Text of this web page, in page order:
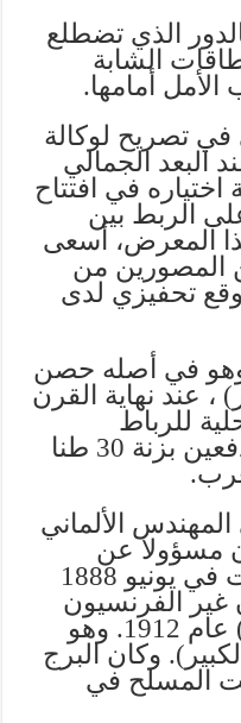
الذي تضطلع
الشابة
أمامها.
في تصريح لوكالة
البعد الجمالي
في افتتاح
الربط بين
المعرض، أسعى
المصورين من
تحفيزي لدى
وهو في أصله حصن
، عند نهاية القرن
للرباط
(الكورنيش) لاستقبال مدفعين بزنة 30 طنا
الألماني
مسؤولا عن
أشغال البناء التي انطلقت في يونيو 1888
إلى أن غير الفرنسيون
اسمه باسم برج (هيرفي) عام 1912. وهو
وكان البرج
المسلح في